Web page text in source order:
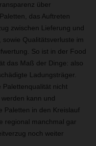
über
das Auftreten
zwischen Lieferung und
Qualitätsverluste im
So ist in der Food
das Maß der Dinge: also
Ladungsträger.
Palettenqualität nicht
kann und
Paletten in den Kreislauf
regional manchmal gar
noch weiter